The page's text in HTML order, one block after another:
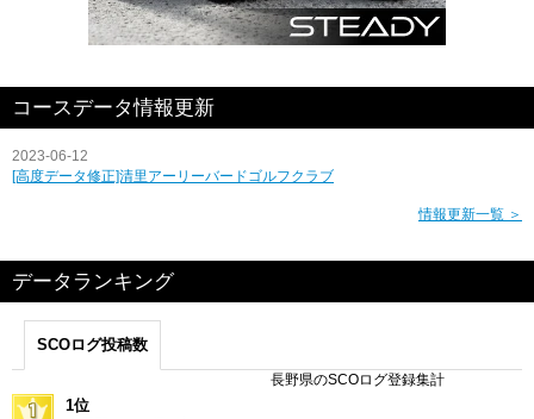
コースデータ情報更新
2023-06-12
[高度データ修正]清里アーリーバードゴルフクラブ
情報更新一覧 ＞
データランキング
SCOログ投稿数
長野県のSCOログ登録集計
1位